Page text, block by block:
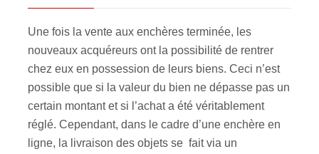
Une fois la vente aux enchères terminée, les
nouveaux acquéreurs ont la possibilité de rentrer
chez eux en possession de leurs biens. Ceci n’est
possible que si la valeur du bien ne dépasse pas un
certain montant et si l’achat a été véritablement
réglé. Cependant, dans le cadre d’une enchère en
ligne, la livraison des objets se fait via un